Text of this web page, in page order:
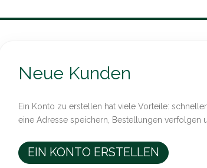
Neue Kunden
Ein Konto zu erstellen hat viele Vorteile:
eine Adresse speichern, Bestellungen verfolgen
EIN KONTO ERSTELLEN